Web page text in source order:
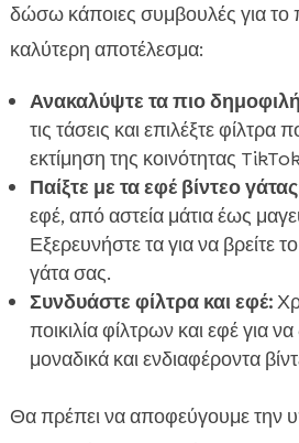
δώσω κάποιες συμβουλές για το
καλύτερη αποτέλεσμα:
Ανακαλύψτε τα πιο
τις τάσεις και επιλέξτε φίλτρα
εκτίμηση της κοινότητας
Παίξτε με τα εφέ βίντεο
εφέ, από αστεία μάτια έως
Εξερευνήστε τα για να βρείτε
γάτα σας.
Συνδυάστε φίλτρα και εφέ:
ποικιλία φίλτρων και εφέ για
μοναδικά και ενδιαφέροντα
Θα πρέπει να αποφεύγουμε την